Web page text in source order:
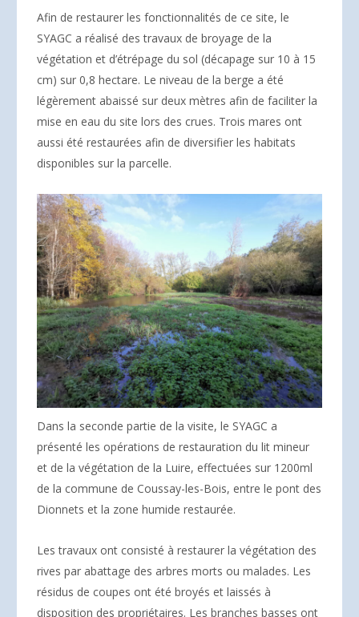
Afin de restaurer les fonctionnalités de ce site, le
SYAGC a réalisé des travaux de broyage de la
végétation et d’étrépage du sol (décapage sur 10 à 15
cm) sur 0,8 hectare. Le niveau de la berge a été
légèrement abaissé sur deux mètres afin de faciliter la
mise en eau du site lors des crues. Trois mares ont
aussi été restaurées afin de diversifier les habitats
disponibles sur la parcelle.
Dans la seconde partie de la visite, le SYAGC a
présenté les opérations de restauration du lit mineur
et de la végétation de la Luire, effectuées sur 1200ml
de la commune de Coussay-les-Bois, entre le pont des
Dionnets et la zone humide restaurée.
Les travaux ont consisté à restaurer la végétation des
rives par abattage des arbres morts ou malades. Les
résidus de coupes ont été broyés et laissés à
disposition des propriétaires. Les branches basses ont